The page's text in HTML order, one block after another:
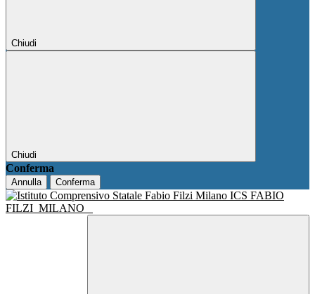
Chiudi
Chiudi
Conferma
Annulla Conferma
ICS FABIO
FILZI MILANO